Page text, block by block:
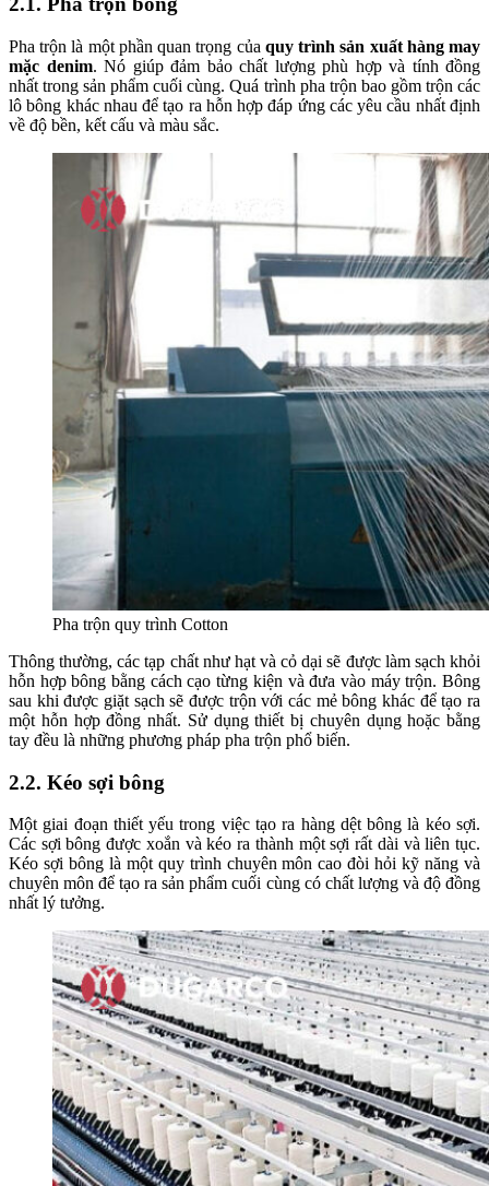
Pha trộn là một phần quan trọng của quy trình sản xuất hàng may
mặc denim. Nó giúp đảm bảo chất lượng phù hợp và tính đồng
nhất trong sản phẩm cuối cùng. Quá trình pha trộn bao gồm trộn các
lô bông khác nhau để tạo ra hỗn hợp đáp ứng các yêu cầu nhất định
về độ bền, kết cấu và màu sắc.
Pha trộn quy trình Cotton
Thông thường, các tạp chất như hạt và cỏ dại sẽ được làm sạch khỏi
hỗn hợp bông bằng cách cạo từng kiện và đưa vào máy trộn. Bông
sau khi được giặt sạch sẽ được trộn với các mẻ bông khác để tạo ra
một hỗn hợp đồng nhất. Sử dụng thiết bị chuyên dụng hoặc bằng
tay đều là những phương pháp pha trộn phổ biến.
2.2. Kéo sợi bông
Một giai đoạn thiết yếu trong việc tạo ra hàng dệt bông là kéo sợi.
Các sợi bông được xoắn và kéo ra thành một sợi rất dài và liên tục.
Kéo sợi bông là một quy trình chuyên môn cao đòi hỏi kỹ năng và
chuyên môn để tạo ra sản phẩm cuối cùng có chất lượng và độ đồng
nhất lý tưởng.